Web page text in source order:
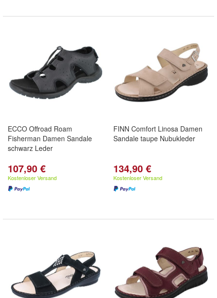
ECCO Offroad Roam
Fisherman Damen Sandale
schwarz Leder
107,90 €
Kostenloser Versand
FINN Comfort Linosa Damen
Sandale taupe Nubukleder
134,90 €
Kostenloser Versand